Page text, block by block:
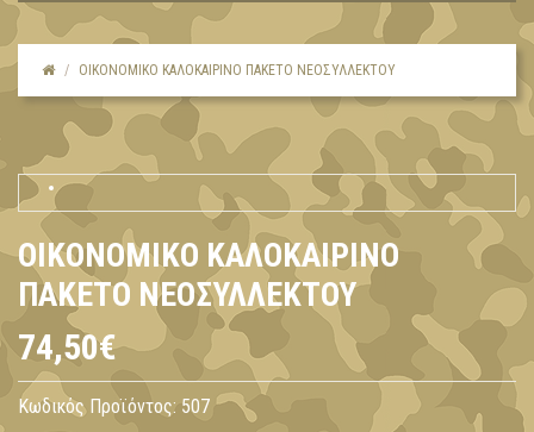
ΟΙΚΟΝΟΜΙΚΌ ΚΑΛΟΚΑΙΡΙΝΌ ΠΑΚΈΤΟ ΝΕΟΣΎΛΛΕΚΤΟΥ
ΟΙΚΟΝΟΜΙΚΌ ΚΑΛΟΚΑΙΡΙΝΌ
ΠΑΚΈΤΟ ΝΕΟΣΎΛΛΕΚΤΟΥ
74,50€
Κωδικός Προϊόντος: 507